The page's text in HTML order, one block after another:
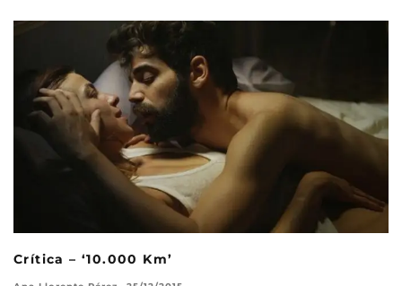
Crítica – ‘10.000 Km’